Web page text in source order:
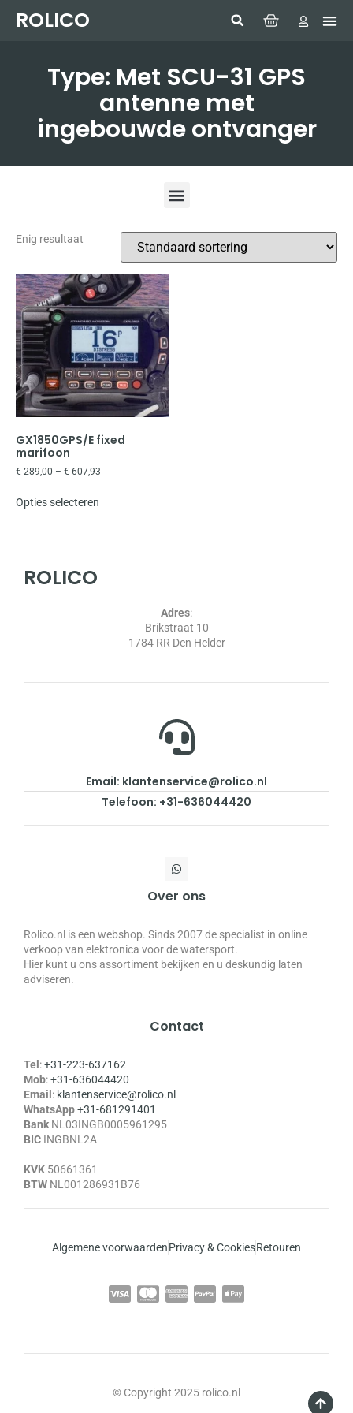
ROLICO
Type: Met SCU-31 GPS
antenne met
ingebouwde ontvanger
Enig resultaat
GX1850GPS/E fixed
marifoon
€ 289,00 – € 607,93
Opties selecteren
ROLICO
Adres:
Brikstraat 10
1784 RR Den Helder
Email: klantenservice@rolico.nl
Telefoon: +31-636044420
Over ons
Rolico.nl is een webshop. Sinds 2007 de specialist in online
verkoop van elektronica voor de watersport.
Hier kunt u ons assortiment bekijken en u deskundig laten
adviseren.
Contact
Tel :+31-223-637162
Mob:+31-636044420
Email : klantenservice@rolico.nl
WhatsApp+31-681291401
BankNL03INGB0005961295
BIC INGBNL2A
KVK 50661361
BTW NL001286931B76
Algemene voorwaardenPrivacy & CookiesRetouren
© Copyright 2025 rolico.nl